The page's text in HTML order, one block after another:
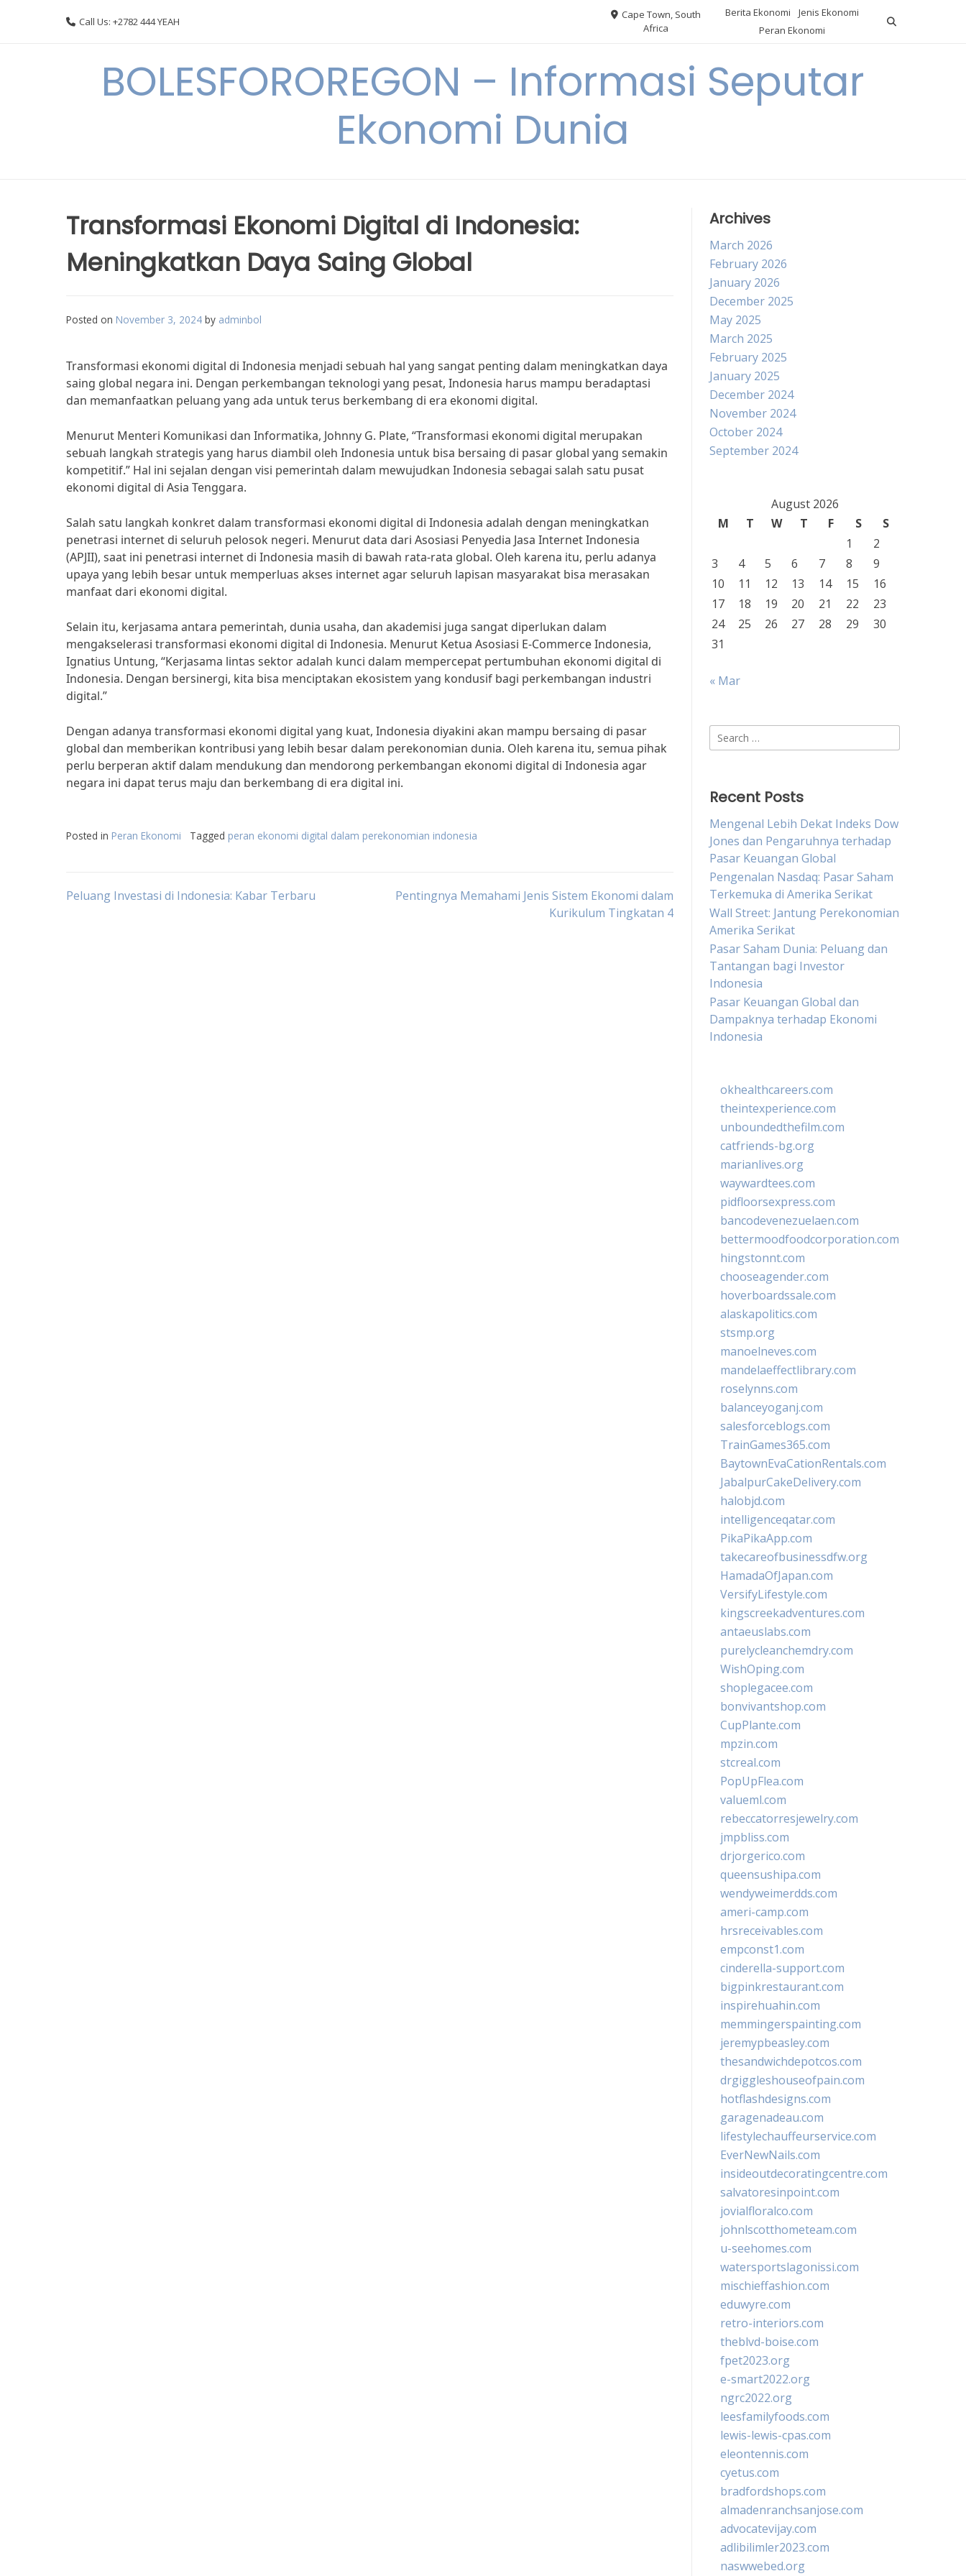
Call Us: +2782 444 YEAH
Cape Town, South
Africa
Berita Ekonomi
Jenis Ekonomi
Peran Ekonomi
BOLESFOROREGON – Informasi Seputar
Ekonomi Dunia
Transformasi Ekonomi Digital di Indonesia:
Meningkatkan Daya Saing Global
Posted on November 3, 2024 by adminbol
Transformasi ekonomi digital di Indonesia menjadi sebuah hal yang sangat penting dalam meningkatkan daya
saing global negara ini. Dengan perkembangan teknologi yang pesat, Indonesia harus mampu beradaptasi
dan memanfaatkan peluang yang ada untuk terus berkembang di era ekonomi digital.
Menurut Menteri Komunikasi dan Informatika, Johnny G. Plate, “Transformasi ekonomi digital merupakan
sebuah langkah strategis yang harus diambil oleh Indonesia untuk bisa bersaing di pasar global yang semakin
kompetitif.” Hal ini sejalan dengan visi pemerintah dalam mewujudkan Indonesia sebagai salah satu pusat
ekonomi digital di Asia Tenggara.
Salah satu langkah konkret dalam transformasi ekonomi digital di Indonesia adalah dengan meningkatkan
penetrasi internet di seluruh pelosok negeri. Menurut data dari Asosiasi Penyedia Jasa Internet Indonesia
(APJII), saat ini penetrasi internet di Indonesia masih di bawah rata-rata global. Oleh karena itu, perlu adanya
upaya yang lebih besar untuk memperluas akses internet agar seluruh lapisan masyarakat bisa merasakan
manfaat dari ekonomi digital.
Selain itu, kerjasama antara pemerintah, dunia usaha, dan akademisi juga sangat diperlukan dalam
mengakselerasi transformasi ekonomi digital di Indonesia. Menurut Ketua Asosiasi E-Commerce Indonesia,
Ignatius Untung, “Kerjasama lintas sektor adalah kunci dalam mempercepat pertumbuhan ekonomi digital di
Indonesia. Dengan bersinergi, kita bisa menciptakan ekosistem yang kondusif bagi perkembangan industri
digital.”
Dengan adanya transformasi ekonomi digital yang kuat, Indonesia diyakini akan mampu bersaing di pasar
global dan memberikan kontribusi yang lebih besar dalam perekonomian dunia. Oleh karena itu, semua pihak
perlu berperan aktif dalam mendukung dan mendorong perkembangan ekonomi digital di Indonesia agar
negara ini dapat terus maju dan berkembang di era digital ini.
Posted in Peran Ekonomi Tagged peran ekonomi digital dalam perekonomian indonesia
Post
Peluang Investasi di Indonesia: Kabar Terbaru
Pentingnya Memahami Jenis Sistem Ekonomi dalam
Kurikulum Tingkatan 4
Archives
March 2026
February 2026
January 2026
December 2025
May 2025
March 2025
February 2025
January 2025
December 2024
November 2024
October 2024
September 2024
August 2026
M
T W T F S
S
1
2
3
4 5 6 7 8
9
10
11 12 13 14 15
16
17
18 19 20 21 22
23
24
25 26 27 28 29
30
31
« Mar
Search
for:
Recent Posts
Mengenal Lebih Dekat Indeks Dow
Jones dan Pengaruhnya terhadap
Pasar Keuangan Global
Pengenalan Nasdaq: Pasar Saham
Terkemuka di Amerika Serikat
Wall Street: Jantung Perekonomian
Amerika Serikat
Pasar Saham Dunia: Peluang dan
Tantangan bagi Investor
Indonesia
Pasar Keuangan Global dan
Dampaknya terhadap Ekonomi
Indonesia
okhealthcareers.com
theintexperience.com
unboundedthefilm.com
catfriends-bg.org
marianlives.org
waywardtees.com
pidfloorsexpress.com
bancodevenezuelaen.com
bettermoodfoodcorporation.com
hingstonnt.com
chooseagender.com
hoverboardssale.com
alaskapolitics.com
stsmp.org
manoelneves.com
mandelaeffectlibrary.com
roselynns.com
balanceyoganj.com
salesforceblogs.com
TrainGames365.com
BaytownEvaCationRentals.com
JabalpurCakeDelivery.com
halobjd.com
intelligenceqatar.com
PikaPikaApp.com
takecareofbusinessdfw.org
HamadaOfJapan.com
VersifyLifestyle.com
kingscreekadventures.com
antaeuslabs.com
purelycleanchemdry.com
WishOping.com
shoplegacee.com
bonvivantshop.com
CupPlante.com
mpzin.com
stcreal.com
PopUpFlea.com
valueml.com
rebeccatorresjewelry.com
jmpbliss.com
drjorgerico.com
queensushipa.com
wendyweimerdds.com
ameri-camp.com
hrsreceivables.com
empconst1.com
cinderella-support.com
bigpinkrestaurant.com
inspirehuahin.com
memmingerspainting.com
jeremypbeasley.com
thesandwichdepotcos.com
drgiggleshouseofpain.com
hotflashdesigns.com
garagenadeau.com
lifestylechauffeurservice.com
EverNewNails.com
insideoutdecoratingcentre.com
salvatoresinpoint.com
jovialfloralco.com
johnlscotthometeam.com
u-seehomes.com
watersportslagonissi.com
mischieffashion.com
eduwyre.com
retro-interiors.com
theblvd-boise.com
fpet2023.org
e-smart2022.org
ngrc2022.org
leesfamilyfoods.com
lewis-lewis-cpas.com
eleontennis.com
cyetus.com
bradfordshops.com
almadenranchsanjose.com
advocatevijay.com
adlibilimler2023.com
naswwebed.org